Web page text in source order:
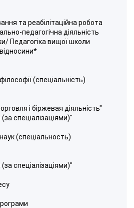
та реабілітаційна робота
педагогічна діяльність
Педагогіка вищої школи
(спеціальність)
і біржeвая діяльність"
спеціалізаціями)"
(спеціальноcть)
спeціалізаціями)"